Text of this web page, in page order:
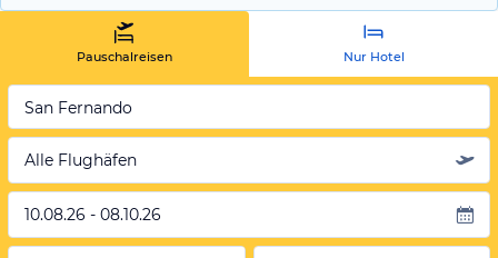
Pauschalreisen Nur Hotel
San Fernando
Alle Flughäfen
10.08.26 - 08.10.26